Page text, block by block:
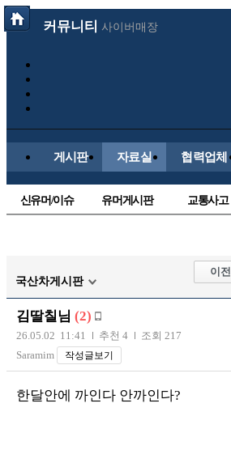
커뮤니티 사이버매장
게시판 자료실 협력업체
신유머/이슈 유머게시판 교통사고
자유사진
트럭/버스
장착시공사진
국산차게시판
이전
김딸칠님 (2)
26.05.02 11:41 추천 4
조회 217
Saramim
작성글보기
한달안에 까인다 안까인다?